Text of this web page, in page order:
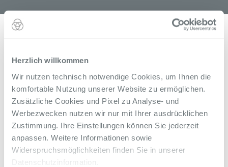
Herzlich willkommen
Wir nutzen technisch notwendige Cookies, um Ihnen die
komfortable Nutzung unserer Website zu ermöglichen.
Zusätzliche Cookies und Pixel zu Analyse- und
Werbezwecken nutzen wir nur mit Ihrer ausdrücklichen
Zustimmung. Ihre Einstellungen können Sie jederzeit
anpassen. Weitere Informationen sowie
Widerspruchsmöglichkeiten finden Sie in unserer
Datenschutzinformation.
Diagnose und Therapie bei Prostatakrebs
Das Prostatakarzinom gehört beim Mann zu den
häufigsten Krebserkrankungen. Am häufigsten
betroffen sind Männer etwa ab dem 50. Lebensjahr.